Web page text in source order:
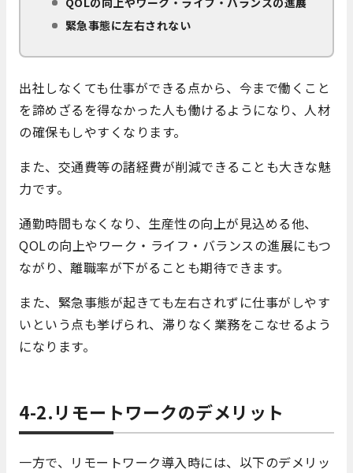
緊急事態に左右されない
出社しなくても仕事ができる点から、今まで働くこと
を諦めざるを得なかった人も働けるようになり、人材
の確保もしやすくなります。
また、交通費等の諸経費が削減できることも大きな魅
力です。
通勤時間もなくなり、生産性の向上が見込める他、
QOLの向上やワーク・ライフ・バランスの進展にもつ
ながり、離職率が下がることも期待できます。
また、緊急事態が起きても左右されずに仕事がしやす
いという点も挙げられ、滞りなく業務をこなせるよう
になります。
4-2.リモートワークのデメリット
一方で、リモートワーク導入時には、以下のデメリッ